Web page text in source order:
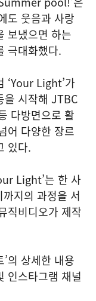
도 웃음과 사랑
보냈으면 하는
극대화했다.
‘Your Light’가
을 시작해 JTBC
다방면으로 활
어 다양한 장르
있다.
Light’는 한 사
까지의 과정을 서
직비디오가 제작
의 상세한 내용
인스타그램 채널